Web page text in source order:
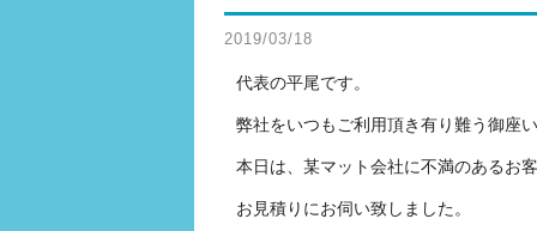
2019/03/18
代表の平尾です。
弊社をいつもご利用頂き有り難う御座い
本日は、某マット会社に不満のあるお
お見積りにお伺い致しました。